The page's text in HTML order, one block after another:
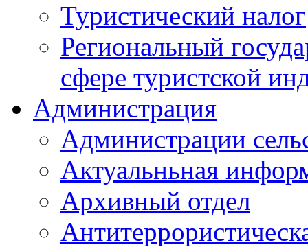
Туристический налог
Региональный
сфере туристской
Администрация
Администрации
Актуальньная
Архивный отдел